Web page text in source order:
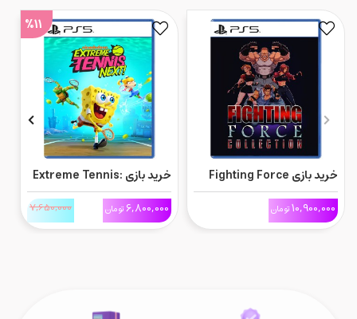
خرید بازی Fighting Force
Collection برای Ps5
10,900,000تومان
%11
خرید بازی Extreme Tennis:
Next برای Ps5
6,800,000تومان 7,650,000